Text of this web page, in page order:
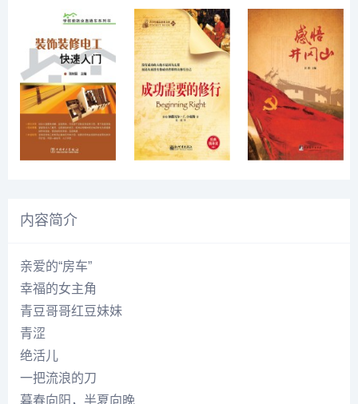
内容简介
亲爱的“房车”
幸福的女主角
青豆哥哥红豆妹妹
青涩
绝活儿
一把流浪的刀
暮春向阳，半夏向晚